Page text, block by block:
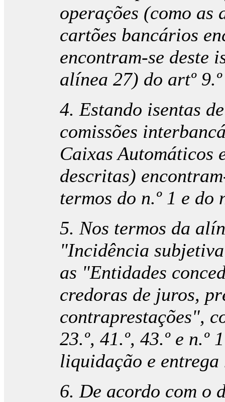
operações (como as
cartões bancários
encontram-se deste
alínea 27) do artº
4. Estando isentas
comissões
Caixas Automáticos
descritas)
termos do n.º 1 e do
5. Nos termos da
"Incidência
as "Entidades
credoras de juros,
contraprestações",
23.º, 41.º, 43.º e n.º
liquidação e
6. De acordo com o